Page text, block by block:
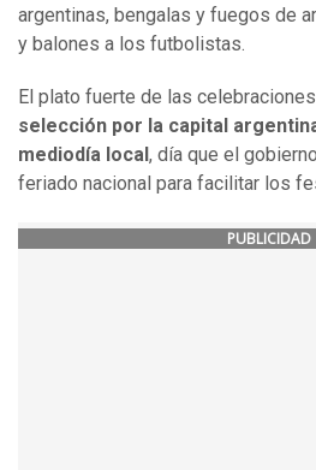
argentinas, bengalas y fuegos de
y balones a los futbolistas.
El plato fuerte de las
selección por la capital
mediodía local , día que el
feriado nacional para facilitar los
PUBLICIDAD